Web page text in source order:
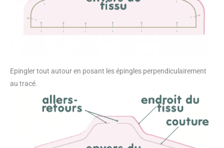
Epingler tout autour en posant les épingles perpendiculairement
au tracé.